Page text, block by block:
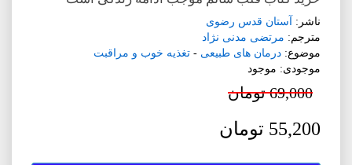
ناشر:
آستان قدس رضوی
مترجم: مرتضی مدنی نژاد
موضوع: درمان های طبیعی - تغذیه خوب و مراقبت
موجودی: موجود
69,000 تومان
55,200 تومان